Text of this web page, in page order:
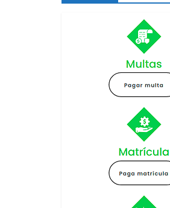
Varios
compromiso con movilidad
más segura y conectada